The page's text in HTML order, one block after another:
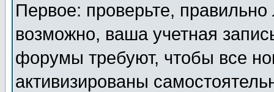
Первое: проверьте,
возможно, ваша учетная
форумы требуют, чтобы все
активизированы